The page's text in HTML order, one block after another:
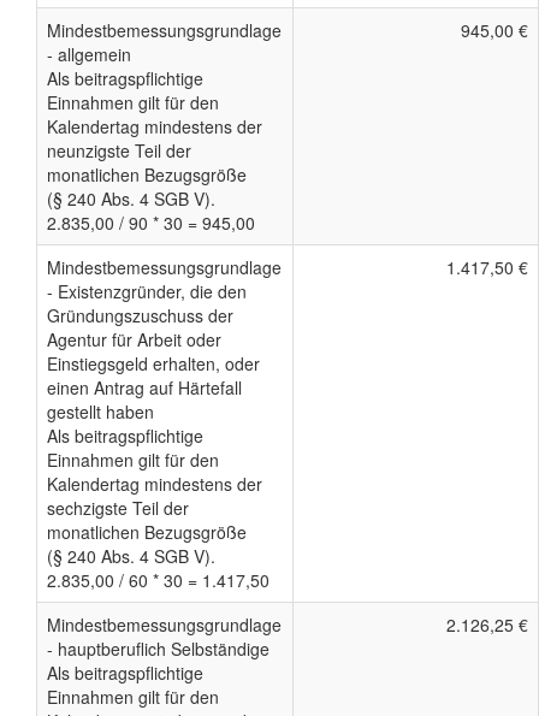
Mindestbemessungsgrundlage
- allgemein
Als beitragspflichtige
Einnahmen gilt für den
Kalendertag mindestens der
neunzigste Teil der
monatlichen Bezugsgröße
(§ 240 Abs. 4 SGB V).
2.835,00 / 90 * 30 = 945,00
945,00 €
Mindestbemessungsgrundlage
- Existenzgründer, die den
Gründungszuschuss der
Agentur für Arbeit oder
Einstiegsgeld erhalten, oder
einen Antrag auf Härtefall
gestellt haben
Als beitragspflichtige
Einnahmen gilt für den
Kalendertag mindestens der
sechzigste Teil der
monatlichen Bezugsgröße
(§ 240 Abs. 4 SGB V).
2.835,00 / 60 * 30 = 1.417,50
1.417,50 €
Mindestbemessungsgrundlage
- hauptberuflich Selbständige
Als beitragspflichtige
Einnahmen gilt für den
2.126,25 €